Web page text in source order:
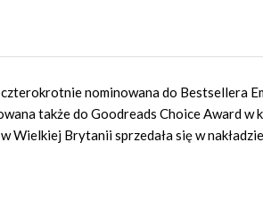
nominowana do Bestsellera
także do Goodreads Choice Award w
Wielkiej Brytanii sprzedała się w